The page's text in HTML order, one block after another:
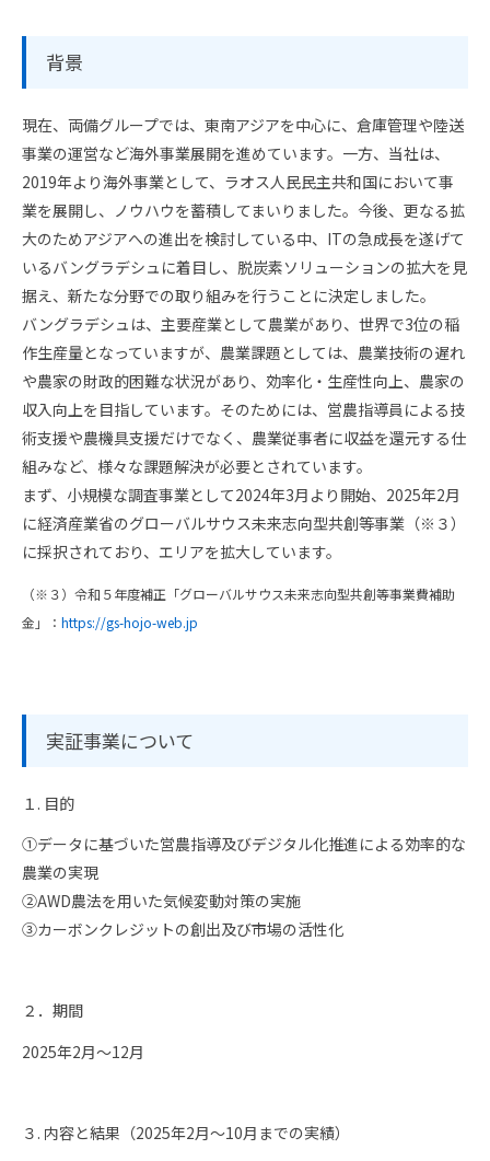
背景
現在、両備グループでは、東南アジアを中心に、倉庫管理や陸送
事業の運営など海外事業展開を進めています。一方、当社は、
2019年より海外事業として、ラオス人民民主共和国において事
業を展開し、ノウハウを蓄積してまいりました。今後、更なる拡
大のためアジアへの進出を検討している中、ITの急成長を遂げて
いるバングラデシュに着目し、脱炭素ソリューションの拡大を見
据え、新たな分野での取り組みを行うことに決定しました。
バングラデシュは、主要産業として農業があり、世界で3位の稲
作生産量となっていますが、農業課題としては、農業技術の遅れ
や農家の財政的困難な状況があり、効率化・生産性向上、農家の
収入向上を目指しています。そのためには、営農指導員による技
術支援や農機具支援だけでなく、農業従事者に収益を還元する仕
組みなど、様々な課題解決が必要とされています。
まず、小規模な調査事業として2024年3月より開始、2025年2月
に経済産業省のグローバルサウス未来志向型共創等事業（※３）
に採択されており、エリアを拡大しています。
（※３）令和５年度補正「グローバルサウス未来志向型共創等事業費補助
金」： https://gs-hojo-web.jp
実証事業について
１. 目的
①データに基づいた営農指導及びデジタル化推進による効率的な
農業の実現​
②AWD農法を用いた気候変動対策の実施
③カーボンクレジットの創出及び市場の活性化
２．期間
2025年2月～12月
３. 内容と結果（2025年2月～10月までの実績）